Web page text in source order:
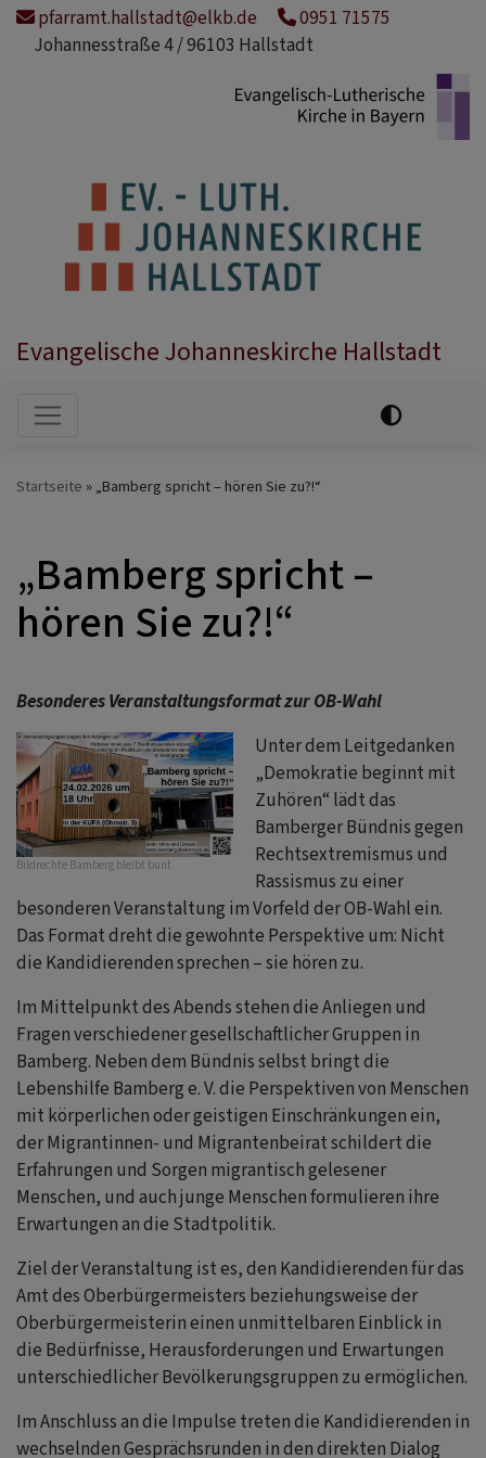
Direktpfarramt.hallstadt@elkb.de
0951 71575
Johannesstraße 4 / 96103 Hallstadt
Evangelische Johanneskirche Hallstadt
Hauptnavigation
Startseite „Bamberg spricht – hören Sie zu?!“
„Bamberg spricht –
hören Sie zu?!“
Besonderes Veranstaltungsformat zur OB-Wahl
Bildrechte Bamberg bleibt bunt
Unter dem Leitgedanken
„Demokratie beginnt mit
Zuhören“ lädt das
Bamberger Bündnis gegen
Rechtsextremismus und
Rassismus zu einer
besonderen Veranstaltung im Vorfeld der OB-Wahl ein.
Das Format dreht die gewohnte Perspektive um: Nicht
die Kandidierenden sprechen – sie hören zu.
Im Mittelpunkt des Abends stehen die Anliegen und
Fragen verschiedener gesellschaftlicher Gruppen in
Bamberg. Neben dem Bündnis selbst bringt die
Lebenshilfe Bamberg e. V. die Perspektiven von Menschen
mit körperlichen oder geistigen Einschränkungen ein,
der Migrantinnen- und Migrantenbeirat schildert die
Erfahrungen und Sorgen migrantisch gelesener
Menschen, und auch junge Menschen formulieren ihre
Erwartungen an die Stadtpolitik.
Ziel der Veranstaltung ist es, den Kandidierenden für das
Amt des Oberbürgermeisters beziehungsweise der
Oberbürgermeisterin einen unmittelbaren Einblick in
die Bedürfnisse, Herausforderungen und Erwartungen
unterschiedlicher Bevölkerungsgruppen zu ermöglichen.
Im Anschluss an die Impulse treten die Kandidierenden in
wechselnden Gesprächsrunden in den direkten Dialog